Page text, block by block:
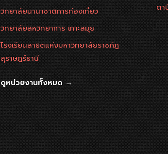
วิทยาลัยนานาชาติการท่องเที่ยว
วิทยาลัยสหวิทยาการ เกาะสมุย
โรงเรียนสาธิตแห่งมหาวิทยาลัยราชภัฏ
สุราษฎร์ธานี
ดูหน่วยงานทั้งหมด →
ตา